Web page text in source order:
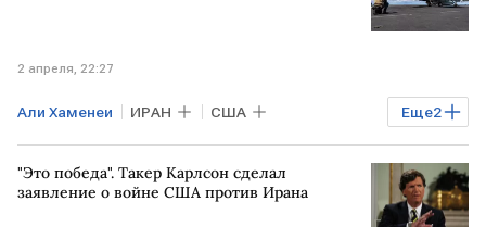
2 апреля, 22:27
Еще2
Али Хаменеи ИРАН США
ВАШИНГТОН Дуглас Макгрегор
"Это победа". Такер Карлсон сделал
заявление о войне США против Ирана